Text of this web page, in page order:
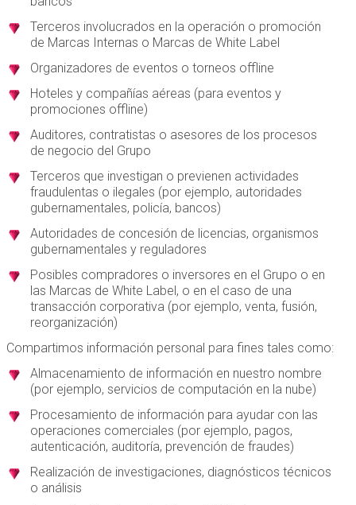
Terceros involucrados en la operación o promoción
de Marcas Internas o Marcas de White Label
Organizadores de eventos o torneos offline
Hoteles y compañías aéreas (para eventos y
promociones offline)
Auditores, contratistas o asesores de los procesos
de negocio del Grupo
Terceros que investigan o previenen actividades
fraudulentas o ilegales (por ejemplo, autoridades
gubernamentales, policía, bancos)
Autoridades de concesión de licencias, organismos
gubernamentales y reguladores
Posibles compradores o inversores en el Grupo o en
las Marcas de White Label, o en el caso de una
transacción corporativa (por ejemplo, venta, fusión,
reorganización)
Compartimos información personal para fines tales como:
Almacenamiento de información en nuestro nombre
(por ejemplo, servicios de computación en la nube)
Procesamiento de información para ayudar con las
operaciones comerciales (por ejemplo, pagos,
autenticación, auditoría, prevención de fraudes)
Realización de investigaciones, diagnósticos técnicos
o análisis